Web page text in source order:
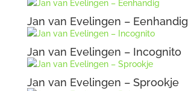
Jan van Evelingen – Eenhandig
Jan van Evelingen – Incognito
Jan van Evelingen – Sprookje